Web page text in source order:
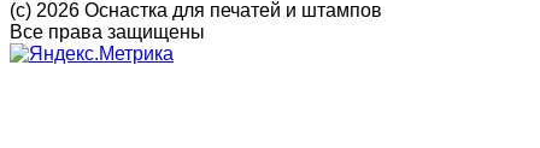
(с) 2026 Оснастка для печатей и штампов
Все права защищены